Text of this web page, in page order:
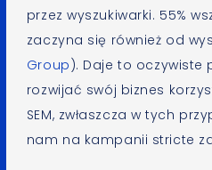
przez wyszukiwarki. 55%
zaczyna się również od
Group ). Daje to
rozwijać swój biznes
SEM, zwłaszcza w tych
nam na kampanii stricte